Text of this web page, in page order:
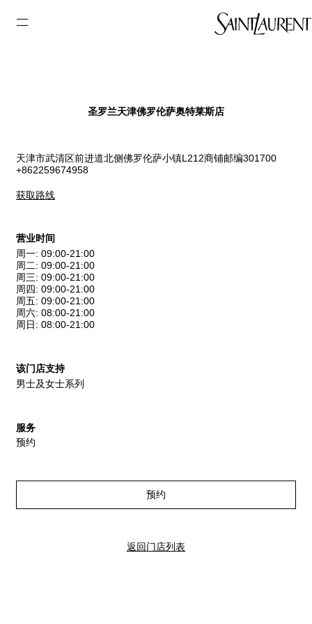
圣罗兰天津佛罗伦萨奥特莱斯店
天津市武清区前进道北侧佛罗伦萨小镇L212商铺邮编301700
+862259674958
获取路线
营业时间
周一: 09:00-21:00
周二: 09:00-21:00
周三: 09:00-21:00
周四 : 09:00-21:00
周五: 09:00-21:00
周六: 08:00-21:00
周日 : 08:00-21:00
该门店支持
男士及女士系列
服务
预约
预约
返回门店列表